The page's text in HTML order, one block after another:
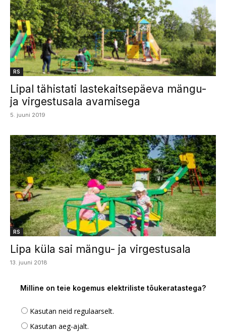
RS
Lipal tähistati lastekaitsepäeva mängu-
ja virgestusala avamisega
5. juuni 2019
RS
Lipa küla sai mängu- ja virgestusala
13. juuni 2018
Milline on teie kogemus elektriliste tõukeratastega?
Kasutan neid regulaarselt.
Kasutan aeg-ajalt.